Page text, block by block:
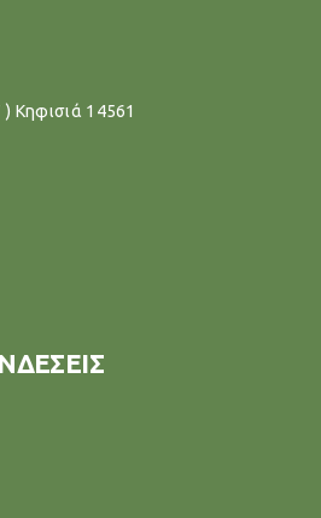
Κηφισιά 14561